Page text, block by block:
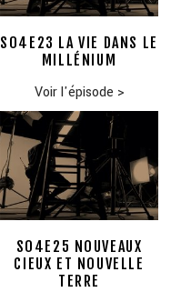
S04E23 LA VIE DANS LE
MILLÉNIUM
Voir l'épisode >
S04E25 NOUVEAUX
CIEUX ET NOUVELLE
TERRE